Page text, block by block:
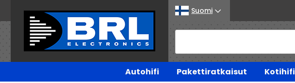
Suomi
Autohifi Pakettiratkaisut Kotihifi